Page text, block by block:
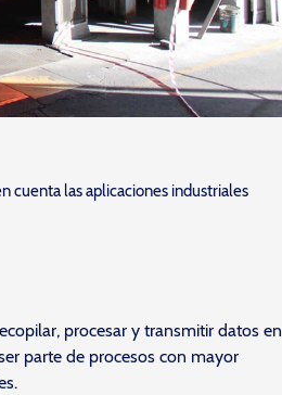
cuenta las aplicaciones industriales
procesar y transmitir datos en
parte de procesos con mayor